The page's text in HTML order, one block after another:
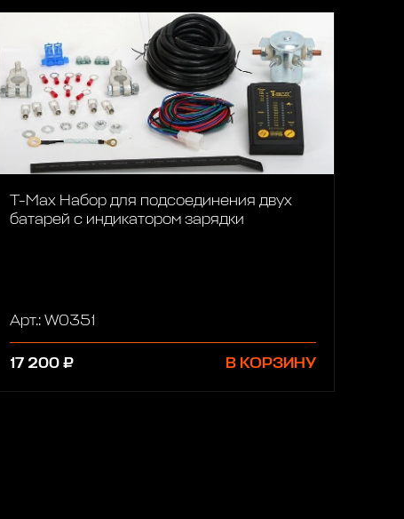
T-Max Набор для подсоединения двух
батарей с индикатором зарядки
Арт.: W0351
17 200 ₽ В КОРЗИНУ